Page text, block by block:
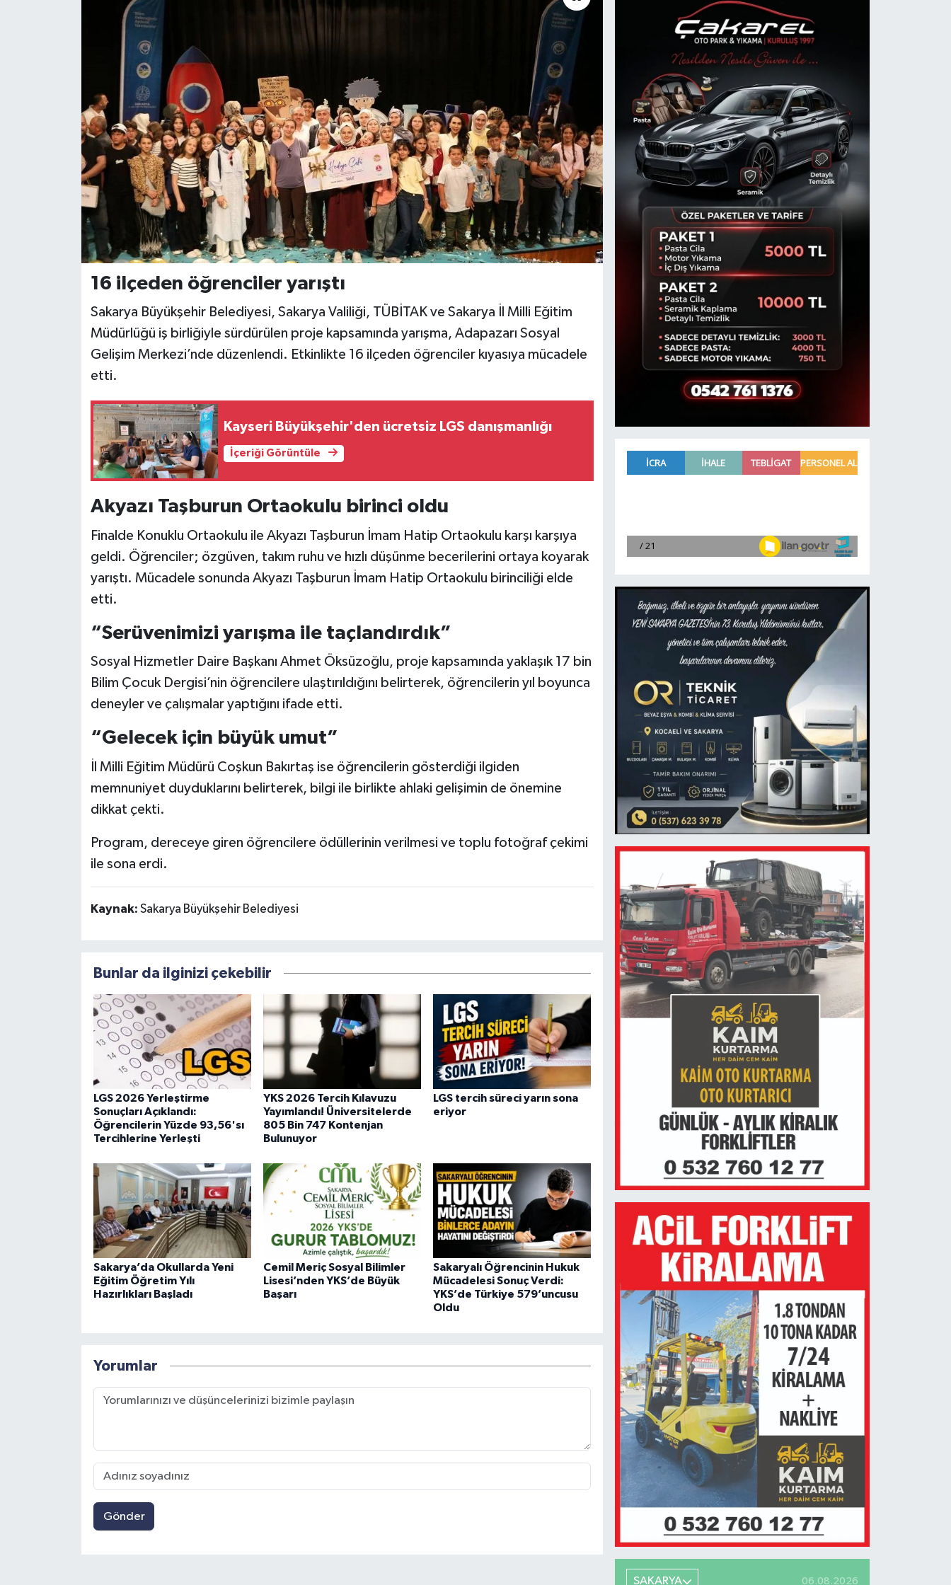
16 ilçeden öğrenciler yarıştı
Sakarya Büyükşehir Belediyesi, Sakarya Valiliği, TÜBİTAK ve Sakarya İl Milli Eğitim
Müdürlüğü iş birliğiyle sürdürülen proje kapsamında yarışma, Adapazarı Sosyal
Gelişim Merkezi’nde düzenlendi. Etkinlikte 16 ilçeden öğrenciler kıyasıya mücadele
etti.
Kayseri Büyükşehir'den ücretsiz LGS danışmanlığı
İçeriği Görüntüle
Akyazı Taşburun Ortaokulu birinci oldu
Finalde Konuklu Ortaokulu ile Akyazı Taşburun İmam Hatip Ortaokulu karşı karşıya
geldi. Öğrenciler; özgüven, takım ruhu ve hızlı düşünme becerilerini ortaya koyarak
yarıştı. Mücadele sonunda Akyazı Taşburun İmam Hatip Ortaokulu birinciliği elde
etti.
“Serüvenimizi yarışma ile taçlandırdık”
Sosyal Hizmetler Daire Başkanı Ahmet Öksüzoğlu, proje kapsamında yaklaşık 17 bin
Bilim Çocuk Dergisi’nin öğrencilere ulaştırıldığını belirterek, öğrencilerin yıl boyunca
deneyler ve çalışmalar yaptığını ifade etti.
“Gelecek için büyük umut”
İl Milli Eğitim Müdürü Coşkun Bakırtaş ise öğrencilerin gösterdiği ilgiden
memnuniyet duyduklarını belirterek, bilgi ile birlikte ahlaki gelişimin de önemine
dikkat çekti.
Program, dereceye giren öğrencilere ödüllerinin verilmesi ve toplu fotoğraf çekimi
ile sona erdi.
Kaynak: Sakarya Büyükşehir Belediyesi
Bunlar da ilginizi çekebilir
LGS 2026 Yerleştirme
Sonuçları Açıklandı:
Öğrencilerin Yüzde 93,56'sı
Tercihlerine Yerleşti
YKS 2026 Tercih Kılavuzu
Yayımlandı! Üniversitelerde
805 Bin 747 Kontenjan
Bulunuyor
LGS tercih süreci yarın sona
eriyor
Sakarya’da Okullarda Yeni
Eğitim Öğretim Yılı
Hazırlıkları Başladı
Cemil Meriç Sosyal Bilimler
Lisesi’nden YKS’de Büyük
Başarı
Sakaryalı Öğrencinin Hukuk
Mücadelesi Sonuç Verdi:
YKS’de Türkiye 579’uncusu
Oldu
Yorumlar
Gönder
SAKARYA 06.08.2026